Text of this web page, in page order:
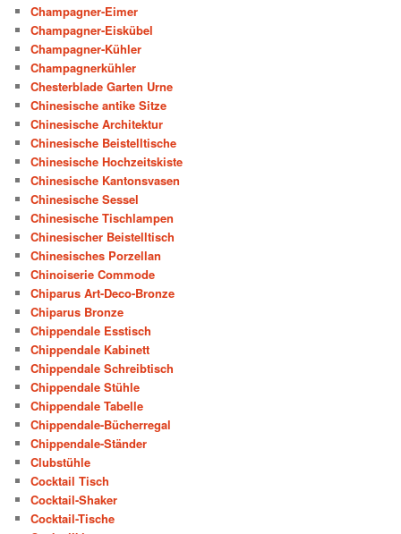
Champagner-Eimer
Champagner-Eiskübel
Champagner-Kühler
Champagnerkühler
Chesterblade Garten Urne
Chinesische antike Sitze
Chinesische Architektur
Chinesische Beistelltische
Chinesische Hochzeitskiste
Chinesische Kantonsvasen
Chinesische Sessel
Chinesische Tischlampen
Chinesischer Beistelltisch
Chinesisches Porzellan
Chinoiserie Commode
Chiparus Art-Deco-Bronze
Chiparus Bronze
Chippendale Esstisch
Chippendale Kabinett
Chippendale Schreibtisch
Chippendale Stühle
Chippendale Tabelle
Chippendale-Bücherregal
Chippendale-Ständer
Clubstühle
Cocktail Tisch
Cocktail-Shaker
Cocktail-Tische